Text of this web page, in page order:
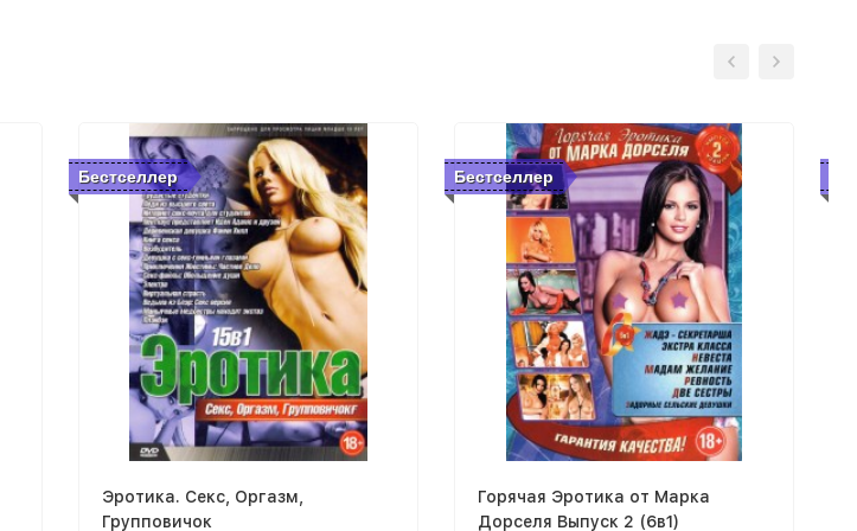
Бестселлер
Эротика. Секс, Оргазм,
Групповичок
Бестселлер
Горячая Эротика от Марка
Дорселя Выпуск 2 (6в1)